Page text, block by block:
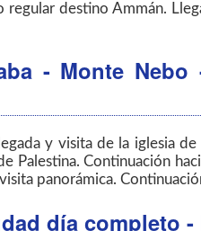
destino Ammán.
- Monte
y visita de la iglesia
Palestina. Continuación
panorámica.
día completo -